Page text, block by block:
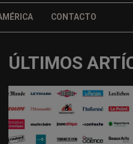
CONTACTO
ÚLTIMOS